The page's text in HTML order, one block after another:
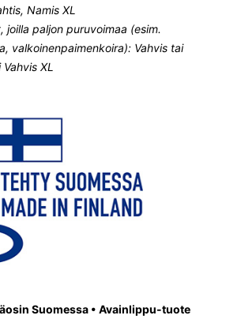
Namis XL
joilla paljon puruvoimaa (esim.
valkoinenpaimenkoira): Vahvis tai
XL
Suomessa • Avainlippu-tuote